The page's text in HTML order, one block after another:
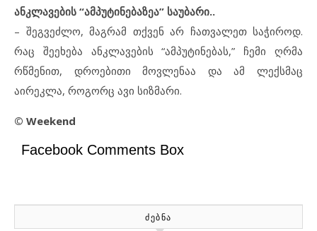
ანკლავების “ამპუტინებაზეა” საუბარი..
– შეგვეძლო, მაგრამ თქვენ არ ჩათვალეთ საჭიროდ.
რაც შეეხება ანკლავების “ამპუტინებას,” ჩემი ღრმა
რწმენით, დროებითი მოვლენაა და ამ ლექსმაც
აირეკლა, როგორც ავი სიზმარი.
© Weekend
Facebook Comments Box
ᲫᲔᲑᲜᲐ